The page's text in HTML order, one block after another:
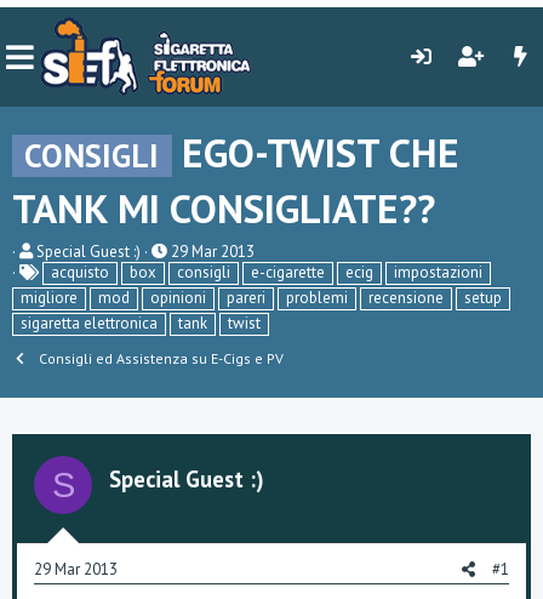
CONSIGLI
EGO-TWIST CHE
TANK MI CONSIGLIATE??
C
r
e
a
t
c
u
s
i
o
n
Special Guest :)
D
a
t
a
d
i
29 Mar 2013
acquisto
box consigli e-cigarette ecig
impostazioni
migliore
mod opinioni pareri problemi recensione
setup
sigaretta elettronica
tank twist
Consigli ed Assistenza su E-Cigs e PV
S Special Guest :)
29 Mar 2013 #1